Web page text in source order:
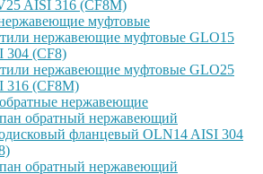
AISI 316 (CF8M)
муфтовые
нержавеющие муфтовые GLO15
304 (CF8)
нержавеющие муфтовые GLO25
316 (CF8M)
нержавеющие
обратный нержавеющий
фланцевый OLN14 AISI 304
обратный нержавеющий